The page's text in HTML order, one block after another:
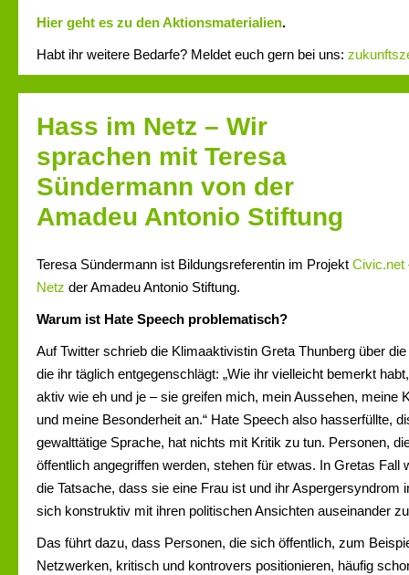
Hier geht es zu den Aktionsmaterialien.
Habt ihr weitere Bedarfe? Meldet euch gern bei uns:
Hass im Netz – Wir
sprachen mit Teresa
Sündermann von der
Amadeu Antonio Stiftung
Teresa Sündermann ist Bildungsreferentin im Projekt Civic.net
Netz der Amadeu Antonio Stiftung.
Warum ist Hate Speech problematisch?
Auf Twitter schrieb die Klimaaktivistin Greta Thunberg über
die ihr täglich entgegenschlägt: „Wie ihr vielleicht bemerkt
aktiv wie eh und je – sie greifen mich, mein Aussehen, meine
und meine Besonderheit an.“ Hate Speech also hasserfüllte,
gewalttätige Sprache, hat nichts mit Kritik zu tun. Personen,
öffentlich angegriffen werden, stehen für etwas. In Gretas Fall
die Tatsache, dass sie eine Frau ist und ihr Aspergersyndrom
sich konstruktiv mit ihren politischen Ansichten auseinander
Das führt dazu, dass Personen, die sich öffentlich, zum
Netzwerken, kritisch und kontrovers positionieren, häufig